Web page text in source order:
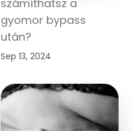
számíthatsz a
gyomor bypass
után?
Sep 13, 2024